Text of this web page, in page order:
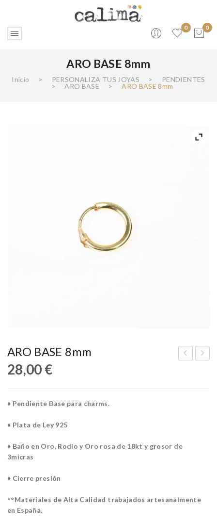
0
No products in the cart.
0
ARO BASE 8mm
Inicio > PERSONALIZA TUS JOYAS >
PENDIENTES
>
ARO BASE > ARO BASE 8mm
ARO BASE 8mm
28,00 €
♦ Pendiente Base para charms.
♦ Plata de Ley 925
♦ Baño en Oro, Rodio y Oro rosa de 18kt y grosor de
3micras
♦ Cierre presión
°°Materiales de Alta Calidad trabajados artesanalmente
en España.